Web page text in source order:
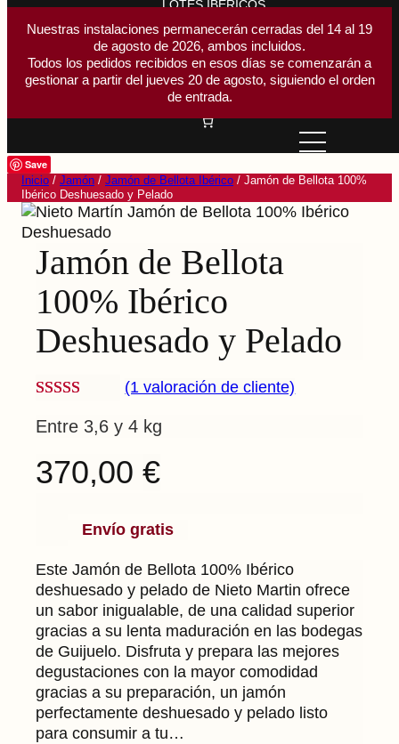
Nuestras instalaciones permanecerán cerradas del 14 al 19
de agosto de 2026, ambos incluidos.
Todos los pedidos recibidos en esos días se comenzarán a
gestionar a partir del jueves 20 de agosto, siguiendo el orden
de entrada.
LOTES IBÉRICOS
ACCESORIOS CORTE
Buscar
Buscar
Acceder
Save
Inicio / Jamón / Jamón de Bellota Ibérico / Jamón de Bellota 100%
Ibérico Deshuesado y Pelado
Jamón de Bellota
100% Ibérico
Deshuesado y Pelado
con5.00de
5 en base a
valoración
(1 valoración de cliente)
Entre 3,6 y 4 kg
370,00 €
Envío gratis
Este Jamón de Bellota 100% Ibérico
deshuesado y pelado de Nieto Martin ofrece
un sabor inigualable, de una calidad superior
gracias a su lenta maduración en las bodegas
de Guijuelo. Disfruta y prepara las mejores
degustaciones con la mayor comodidad
gracias a su preparación, un jamón
perfectamente deshuesado y pelado listo
para consumir a tu…